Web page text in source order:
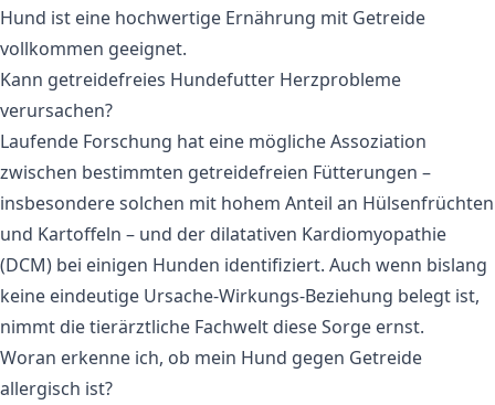
Hund ist eine hochwertige Ernährung mit Getreide
vollkommen geeignet.
Kann getreidefreies Hundefutter Herzprobleme
verursachen?
Laufende Forschung hat eine mögliche Assoziation
zwischen bestimmten getreidefreien Fütterungen –
insbesondere solchen mit hohem Anteil an Hülsenfrüchten
und Kartoffeln – und der dilatativen Kardiomyopathie
(DCM) bei einigen Hunden identifiziert. Auch wenn bislang
keine eindeutige Ursache‑Wirkungs‑Beziehung belegt ist,
nimmt die tierärztliche Fachwelt diese Sorge ernst.
Woran erkenne ich, ob mein Hund gegen Getreide
allergisch ist?